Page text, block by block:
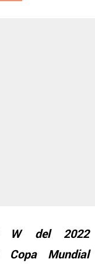
W del 2022
Copa Mundial